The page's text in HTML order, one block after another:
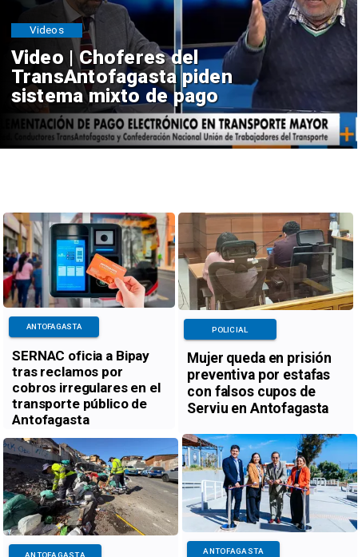
Video | Choferes del
TransAntofagasta piden
sistema mixto de pago
Videos
SERNAC oficia a Bipay
tras reclamos por
cobros irregulares en el
transporte público de
Antofagasta
ANTOFAGASTA
Mujer queda en prisión
preventiva por estafas
con falsos cupos de
Serviu en Antofagasta
POLICIAL
ANTOFAGASTA ANTOFAGASTA